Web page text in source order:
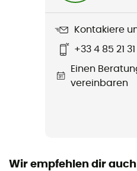
Trailrun Discover Ankle
Kontakiere
+33 4 85 21
Einen
vereinbaren
Wir empfehlen dir auch